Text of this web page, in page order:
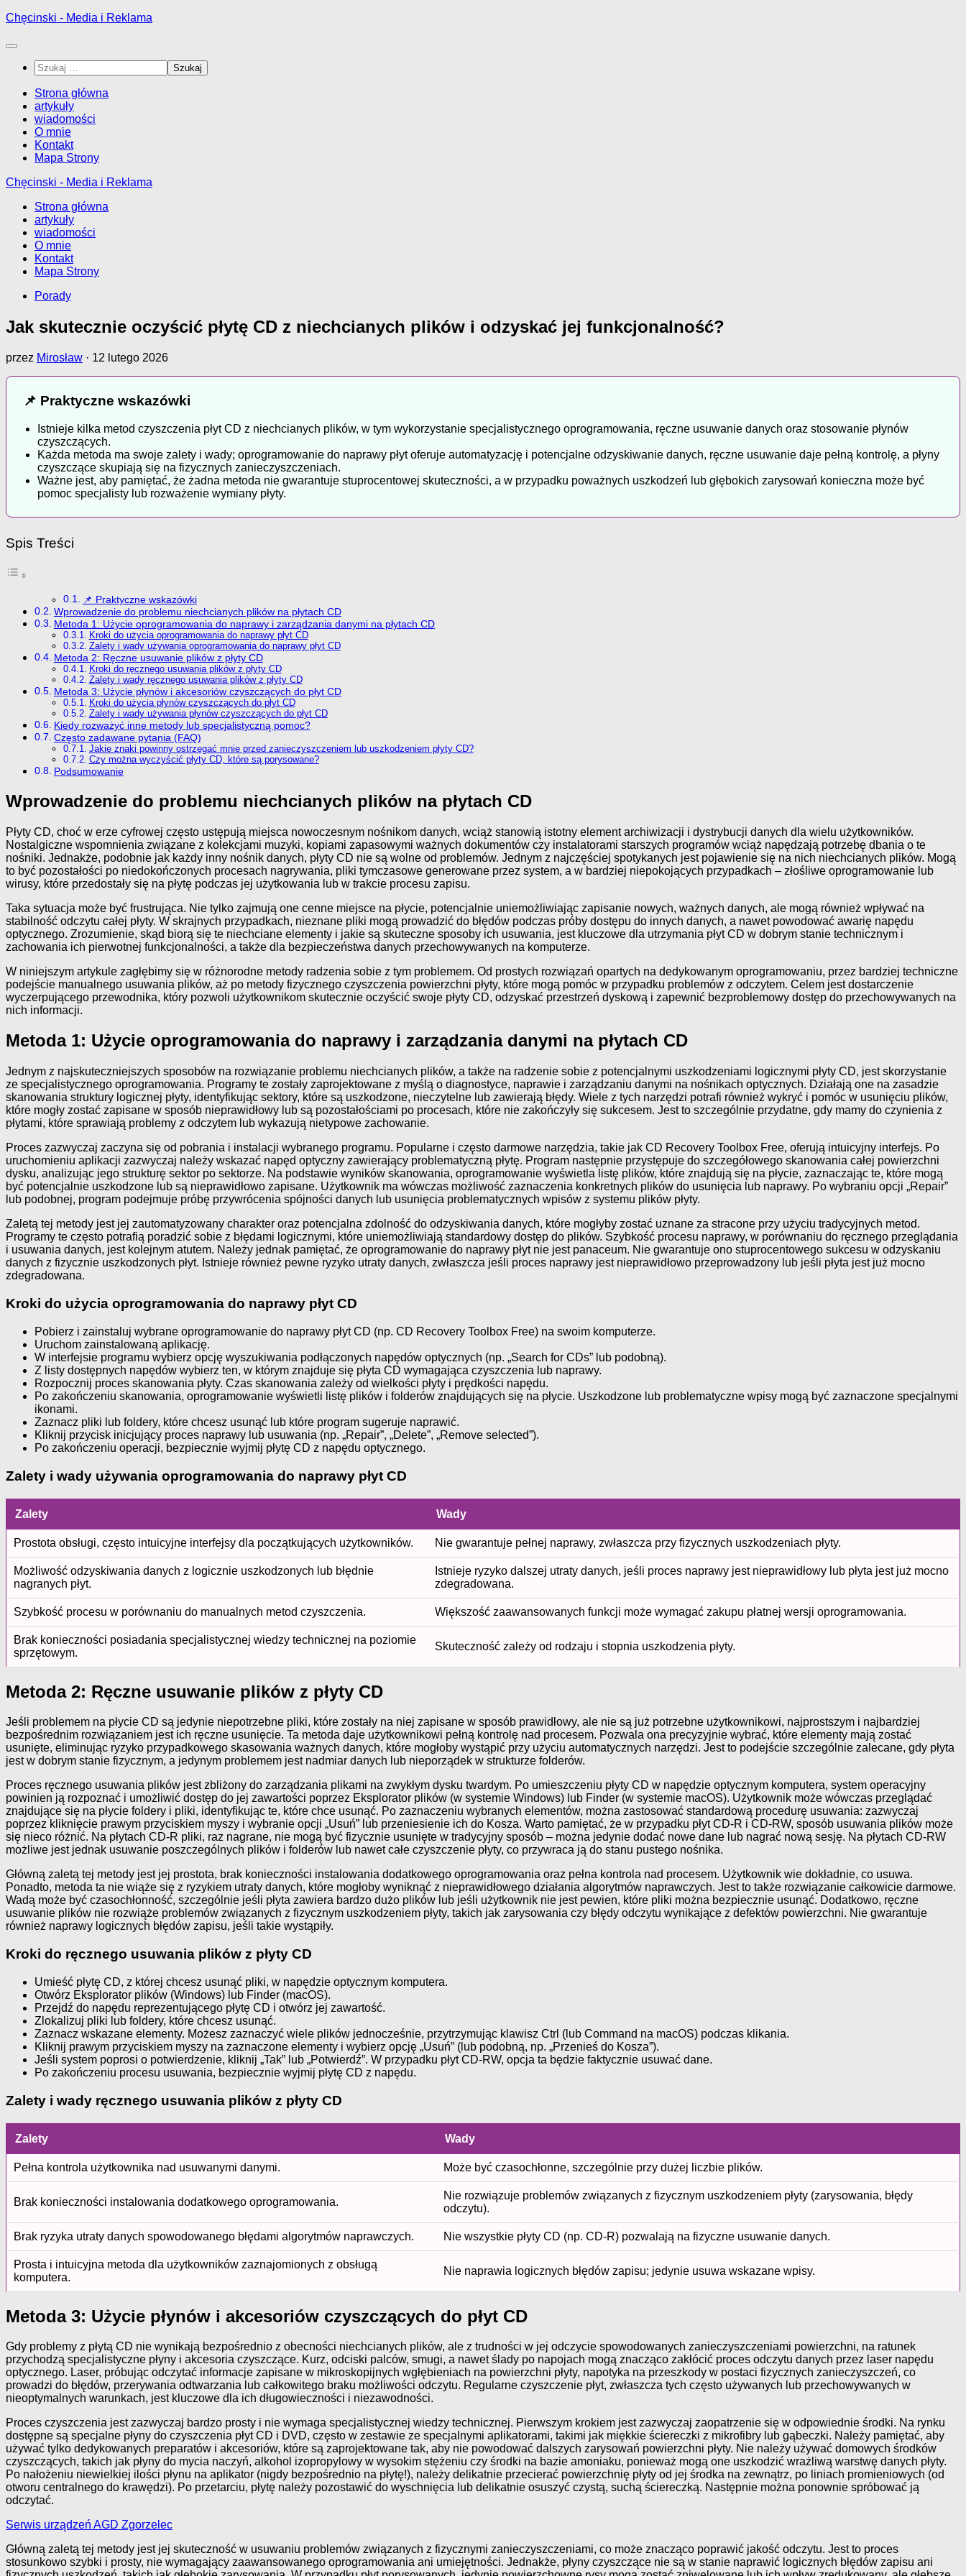
Przejdź
treści
Chęcinski - Media i Reklama
Szukaj:
Strona główna
artykuły
wiadomości
O mnie
Kontakt
Mapa Strony
Chęcinski - Media i Reklama
Strona główna
artykuły
wiadomości
O mnie
Kontakt
Mapa Strony
Porady
Jak skutecznie oczyścić płytę CD z niechcianych plików i odzyskać jej funkcjonalność?
przez Mirosław · 12 lutego 2026
📌 Praktyczne wskazówki
Istnieje kilka metod czyszczenia płyt CD z niechcianych plików, w tym wykorzystanie specjalistycznego oprogramowania, ręczne usuwanie danych oraz stosowanie płynów
czyszczących.
Każda metoda ma swoje zalety i wady; oprogramowanie do naprawy płyt oferuje automatyzację i potencjalne odzyskiwanie danych, ręczne usuwanie daje pełną kontrolę, a płyny
czyszczące skupiają się na fizycznych zanieczyszczeniach.
Ważne jest, aby pamiętać, że żadna metoda nie gwarantuje stuprocentowej skuteczności, a w przypadku poważnych uszkodzeń lub głębokich zarysowań konieczna może być
pomoc specjalisty lub rozważenie wymiany płyty.
Spis Treści
📌 Praktyczne wskazówki
Wprowadzenie do problemu niechcianych plików na płytach CD
Metoda 1: Użycie oprogramowania do naprawy i zarządzania danymi na płytach CD
Kroki do użycia oprogramowania do naprawy płyt CD
Zalety i wady używania oprogramowania do naprawy płyt CD
Metoda 2: Ręczne usuwanie plików z płyty CD
Kroki do ręcznego usuwania plików z płyty CD
Zalety i wady ręcznego usuwania plików z płyty CD
Metoda 3: Użycie płynów i akcesoriów czyszczących do płyt CD
Kroki do użycia płynów czyszczących do płyt CD
Zalety i wady używania płynów czyszczących do płyt CD
Kiedy rozważyć inne metody lub specjalistyczną pomoc?
Często zadawane pytania (FAQ)
Jakie znaki powinny ostrzegać mnie przed zanieczyszczeniem lub uszkodzeniem płyty CD?
Czy można wyczyścić płyty CD, które są porysowane?
Podsumowanie
Wprowadzenie do problemu niechcianych plików na płytach CD
Płyty CD, choć w erze cyfrowej często ustępują miejsca nowoczesnym nośnikom danych, wciąż stanowią istotny element archiwizacji i dystrybucji danych dla wielu użytkowników.
Nostalgiczne wspomnienia związane z kolekcjami muzyki, kopiami zapasowymi ważnych dokumentów czy instalatorami starszych programów wciąż napędzają potrzebę dbania o te
nośniki. Jednakże, podobnie jak każdy inny nośnik danych, płyty CD nie są wolne od problemów. Jednym z najczęściej spotykanych jest pojawienie się na nich niechcianych plików. Mogą
to być pozostałości po niedokończonych procesach nagrywania, pliki tymczasowe generowane przez system, a w bardziej niepokojących przypadkach – złośliwe oprogramowanie lub
wirusy, które przedostały się na płytę podczas jej użytkowania lub w trakcie procesu zapisu.
Taka sytuacja może być frustrująca. Nie tylko zajmują one cenne miejsce na płycie, potencjalnie uniemożliwiając zapisanie nowych, ważnych danych, ale mogą również wpływać na
stabilność odczytu całej płyty. W skrajnych przypadkach, nieznane pliki mogą prowadzić do błędów podczas próby dostępu do innych danych, a nawet powodować awarię napędu
optycznego. Zrozumienie, skąd biorą się te niechciane elementy i jakie są skuteczne sposoby ich usuwania, jest kluczowe dla utrzymania płyt CD w dobrym stanie technicznym i
zachowania ich pierwotnej funkcjonalności, a także dla bezpieczeństwa danych przechowywanych na komputerze.
W niniejszym artykule zagłębimy się w różnorodne metody radzenia sobie z tym problemem. Od prostych rozwiązań opartych na dedykowanym oprogramowaniu, przez bardziej techniczne
podejście manualnego usuwania plików, aż po metody fizycznego czyszczenia powierzchni płyty, które mogą pomóc w przypadku problemów z odczytem. Celem jest dostarczenie
wyczerpującego przewodnika, który pozwoli użytkownikom skutecznie oczyścić swoje płyty CD, odzyskać przestrzeń dyskową i zapewnić bezproblemowy dostęp do przechowywanych na
nich informacji.
Metoda 1: Użycie oprogramowania do naprawy i zarządzania danymi na płytach CD
Jednym z najskuteczniejszych sposobów na rozwiązanie problemu niechcianych plików, a także na radzenie sobie z potencjalnymi uszkodzeniami logicznymi płyty CD, jest skorzystanie
ze specjalistycznego oprogramowania. Programy te zostały zaprojektowane z myślą o diagnostyce, naprawie i zarządzaniu danymi na nośnikach optycznych. Działają one na zasadzie
skanowania struktury logicznej płyty, identyfikując sektory, które są uszkodzone, nieczytelne lub zawierają błędy. Wiele z tych narzędzi potrafi również wykryć i pomóc w usunięciu plików,
które mogły zostać zapisane w sposób nieprawidłowy lub są pozostałościami po procesach, które nie zakończyły się sukcesem. Jest to szczególnie przydatne, gdy mamy do czynienia z
płytami, które sprawiają problemy z odczytem lub wykazują nietypowe zachowanie.
Proces zazwyczaj zaczyna się od pobrania i instalacji wybranego programu. Popularne i często darmowe narzędzia, takie jak CD Recovery Toolbox Free, oferują intuicyjny interfejs. Po
uruchomieniu aplikacji zazwyczaj należy wskazać napęd optyczny zawierający problematyczną płytę. Program następnie przystępuje do szczegółowego skanowania całej powierzchni
dysku, analizując jego strukturę sektor po sektorze. Na podstawie wyników skanowania, oprogramowanie wyświetla listę plików, które znajdują się na płycie, zaznaczając te, które mogą
być potencjalnie uszkodzone lub są nieprawidłowo zapisane. Użytkownik ma wówczas możliwość zaznaczenia konkretnych plików do usunięcia lub naprawy. Po wybraniu opcji „Repair”
lub podobnej, program podejmuje próbę przywrócenia spójności danych lub usunięcia problematycznych wpisów z systemu plików płyty.
Zaletą tej metody jest jej zautomatyzowany charakter oraz potencjalna zdolność do odzyskiwania danych, które mogłyby zostać uznane za stracone przy użyciu tradycyjnych metod.
Programy te często potrafią poradzić sobie z błędami logicznymi, które uniemożliwiają standardowy dostęp do plików. Szybkość procesu naprawy, w porównaniu do ręcznego przeglądania
i usuwania danych, jest kolejnym atutem. Należy jednak pamiętać, że oprogramowanie do naprawy płyt nie jest panaceum. Nie gwarantuje ono stuprocentowego sukcesu w odzyskaniu
danych z fizycznie uszkodzonych płyt. Istnieje również pewne ryzyko utraty danych, zwłaszcza jeśli proces naprawy jest nieprawidłowo przeprowadzony lub jeśli płyta jest już mocno
zdegradowana.
Kroki do użycia oprogramowania do naprawy płyt CD
Pobierz i zainstaluj wybrane oprogramowanie do naprawy płyt CD (np. CD Recovery Toolbox Free) na swoim komputerze.
Uruchom zainstalowaną aplikację.
W interfejsie programu wybierz opcję wyszukiwania podłączonych napędów optycznych (np. „Search for CDs” lub podobną).
Z listy dostępnych napędów wybierz ten, w którym znajduje się płyta CD wymagająca czyszczenia lub naprawy.
Rozpocznij proces skanowania płyty. Czas skanowania zależy od wielkości płyty i prędkości napędu.
Po zakończeniu skanowania, oprogramowanie wyświetli listę plików i folderów znajdujących się na płycie. Uszkodzone lub problematyczne wpisy mogą być zaznaczone specjalnymi
ikonami.
Zaznacz pliki lub foldery, które chcesz usunąć lub które program sugeruje naprawić.
Kliknij przycisk inicjujący proces naprawy lub usuwania (np. „Repair”, „Delete”, „Remove selected”).
Po zakończeniu operacji, bezpiecznie wyjmij płytę CD z napędu optycznego.
Zalety i wady używania oprogramowania do naprawy płyt CD
Zalety Wady
Prostota obsługi, często intuicyjne interfejsy dla początkujących użytkowników. Nie gwarantuje pełnej naprawy, zwłaszcza przy fizycznych uszkodzeniach płyty.
Możliwość odzyskiwania danych z logicznie uszkodzonych lub błędnie
nagranych płyt.
Istnieje ryzyko dalszej utraty danych, jeśli proces naprawy jest nieprawidłowy lub płyta jest już mocno
zdegradowana.
Szybkość procesu w porównaniu do manualnych metod czyszczenia. Większość zaawansowanych funkcji może wymagać zakupu płatnej wersji oprogramowania.
Brak konieczności posiadania specjalistycznej wiedzy technicznej na poziomie
sprzętowym.
Skuteczność zależy od rodzaju i stopnia uszkodzenia płyty.
Metoda 2: Ręczne usuwanie plików z płyty CD
Jeśli problemem na płycie CD są jedynie niepotrzebne pliki, które zostały na niej zapisane w sposób prawidłowy, ale nie są już potrzebne użytkownikowi, najprostszym i najbardziej
bezpośrednim rozwiązaniem jest ich ręczne usunięcie. Ta metoda daje użytkownikowi pełną kontrolę nad procesem. Pozwala ona precyzyjnie wybrać, które elementy mają zostać
usunięte, eliminując ryzyko przypadkowego skasowania ważnych danych, które mogłoby wystąpić przy użyciu automatycznych narzędzi. Jest to podejście szczególnie zalecane, gdy płyta
jest w dobrym stanie fizycznym, a jedynym problemem jest nadmiar danych lub nieporządek w strukturze folderów.
Proces ręcznego usuwania plików jest zbliżony do zarządzania plikami na zwykłym dysku twardym. Po umieszczeniu płyty CD w napędzie optycznym komputera, system operacyjny
powinien ją rozpoznać i umożliwić dostęp do jej zawartości poprzez Eksplorator plików (w systemie Windows) lub Finder (w systemie macOS). Użytkownik może wówczas przeglądać
znajdujące się na płycie foldery i pliki, identyfikując te, które chce usunąć. Po zaznaczeniu wybranych elementów, można zastosować standardową procedurę usuwania: zazwyczaj
poprzez kliknięcie prawym przyciskiem myszy i wybranie opcji „Usuń” lub przeniesienie ich do Kosza. Warto pamiętać, że w przypadku płyt CD-R i CD-RW, sposób usuwania plików może
się nieco różnić. Na płytach CD-R pliki, raz nagrane, nie mogą być fizycznie usunięte w tradycyjny sposób – można jedynie dodać nowe dane lub nagrać nową sesję. Na płytach CD-RW
możliwe jest jednak usuwanie poszczególnych plików i folderów lub nawet całe czyszczenie płyty, co przywraca ją do stanu pustego nośnika.
Główną zaletą tej metody jest jej prostota, brak konieczności instalowania dodatkowego oprogramowania oraz pełna kontrola nad procesem. Użytkownik wie dokładnie, co usuwa.
Ponadto, metoda ta nie wiąże się z ryzykiem utraty danych, które mogłoby wyniknąć z nieprawidłowego działania algorytmów naprawczych. Jest to także rozwiązanie całkowicie darmowe.
Wadą może być czasochłonność, szczególnie jeśli płyta zawiera bardzo dużo plików lub jeśli użytkownik nie jest pewien, które pliki można bezpiecznie usunąć. Dodatkowo, ręczne
usuwanie plików nie rozwiąże problemów związanych z fizycznym uszkodzeniem płyty, takich jak zarysowania czy błędy odczytu wynikające z defektów powierzchni. Nie gwarantuje
również naprawy logicznych błędów zapisu, jeśli takie wystąpiły.
Kroki do ręcznego usuwania plików z płyty CD
Umieść płytę CD, z której chcesz usunąć pliki, w napędzie optycznym komputera.
Otwórz Eksplorator plików (Windows) lub Finder (macOS).
Przejdź do napędu reprezentującego płytę CD i otwórz jej zawartość.
Zlokalizuj pliki lub foldery, które chcesz usunąć.
Zaznacz wskazane elementy. Możesz zaznaczyć wiele plików jednocześnie, przytrzymując klawisz Ctrl (lub Command na macOS) podczas klikania.
Kliknij prawym przyciskiem myszy na zaznaczone elementy i wybierz opcję „Usuń” (lub podobną, np. „Przenieś do Kosza”).
Jeśli system poprosi o potwierdzenie, kliknij „Tak” lub „Potwierdź”. W przypadku płyt CD-RW, opcja ta będzie faktycznie usuwać dane.
Po zakończeniu procesu usuwania, bezpiecznie wyjmij płytę CD z napędu.
Zalety i wady ręcznego usuwania plików z płyty CD
Zalety Wady
Pełna kontrola użytkownika nad usuwanymi danymi. Może być czasochłonne, szczególnie przy dużej liczbie plików.
Brak konieczności instalowania dodatkowego oprogramowania.
Nie rozwiązuje problemów związanych z fizycznym uszkodzeniem płyty (zarysowania, błędy
odczytu).
Brak ryzyka utraty danych spowodowanego błędami algorytmów naprawczych. Nie wszystkie płyty CD (np. CD-R) pozwalają na fizyczne usuwanie danych.
Prosta i intuicyjna metoda dla użytkowników zaznajomionych z obsługą
komputera.
Nie naprawia logicznych błędów zapisu; jedynie usuwa wskazane wpisy.
Metoda 3: Użycie płynów i akcesoriów czyszczących do płyt CD
Gdy problemy z płytą CD nie wynikają bezpośrednio z obecności niechcianych plików, ale z trudności w jej odczycie spowodowanych zanieczyszczeniami powierzchni, na ratunek
przychodzą specjalistyczne płyny i akcesoria czyszczące. Kurz, odciski palców, smugi, a nawet ślady po napojach mogą znacząco zakłócić proces odczytu danych przez laser napędu
optycznego. Laser, próbując odczytać informacje zapisane w mikroskopijnych wgłębieniach na powierzchni płyty, napotyka na przeszkody w postaci fizycznych zanieczyszczeń, co
prowadzi do błędów, przerywania odtwarzania lub całkowitego braku możliwości odczytu. Regularne czyszczenie płyt, zwłaszcza tych często używanych lub przechowywanych w
nieoptymalnych warunkach, jest kluczowe dla ich długowieczności i niezawodności.
Proces czyszczenia jest zazwyczaj bardzo prosty i nie wymaga specjalistycznej wiedzy technicznej. Pierwszym krokiem jest zazwyczaj zaopatrzenie się w odpowiednie środki. Na rynku
dostępne są specjalne płyny do czyszczenia płyt CD i DVD, często w zestawie ze specjalnymi aplikatorami, takimi jak miękkie ściereczki z mikrofibry lub gąbeczki. Należy pamiętać, aby
używać tylko dedykowanych preparatów i akcesoriów, które są zaprojektowane tak, aby nie powodować dalszych zarysowań powierzchni płyty. Nie należy używać domowych środków
czyszczących, takich jak płyny do mycia naczyń, alkohol izopropylowy w wysokim stężeniu czy środki na bazie amoniaku, ponieważ mogą one uszkodzić wrażliwą warstwę danych płyty.
Po nałożeniu niewielkiej ilości płynu na aplikator (nigdy bezpośrednio na płytę!), należy delikatnie przecierać powierzchnię płyty od jej środka na zewnątrz, po liniach promieniowych (od
otworu centralnego do krawędzi). Po przetarciu, płytę należy pozostawić do wyschnięcia lub delikatnie osuszyć czystą, suchą ściereczką. Następnie można ponownie spróbować ją
odczytać.
Serwis urządzeń AGD Zgorzelec
Główną zaletą tej metody jest jej skuteczność w usuwaniu problemów związanych z fizycznymi zanieczyszczeniami, co może znacząco poprawić jakość odczytu. Jest to proces
stosunkowo szybki i prosty, nie wymagający zaawansowanego oprogramowania ani umiejętności. Jednakże, płyny czyszczące nie są w stanie naprawić logicznych błędów zapisu ani